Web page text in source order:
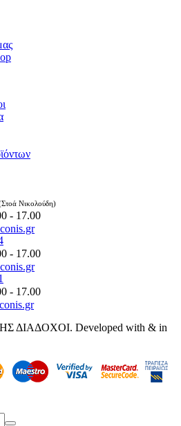
Νικολούδη)
- 17.00
- 17.00
- 17.00
ΔΙΑΔΟΧΟΙ. Developed with & in